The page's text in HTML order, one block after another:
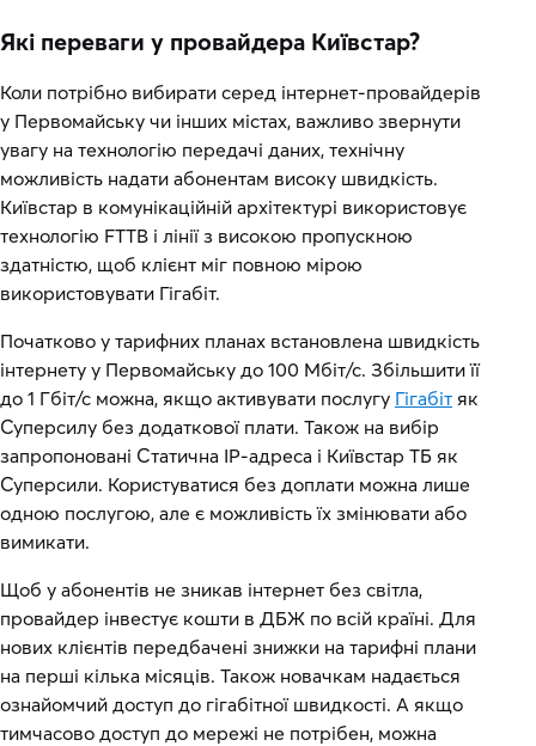
Які переваги у провайдера Київстар?
Коли потрібно вибирати серед інтернет-провайдерів
у Первомайську чи інших містах, важливо звернути
увагу на технологію передачі даних, технічну
можливість надати абонентам високу швидкість.
Київстар в комунікаційній архітектурі використовує
технологію FTTB і лінії з високою пропускною
здатністю, щоб клієнт міг повною мірою
використовувати Гігабіт.
Початково у тарифних планах встановлена швидкість
інтернету у Первомайську до 100 Мбіт/с. Збільшити її
до 1 Гбіт/с можна, якщо активувати послугу Гігабіт як
Суперсилу без додаткової плати. Також на вибір
запропоновані Статична IP-адреса і Київстар ТБ як
Суперсили. Користуватися без доплати можна лише
одною послугою, але є можливість їх змінювати або
вимикати.
Щоб у абонентів не зникав інтернет без світла,
провайдер інвестує кошти в ДБЖ по всій країні. Для
нових клієнтів передбачені знижки на тарифні плани
на перші кілька місяців. Також новачкам надається
ознайомчий доступ до гігабітної швидкості. А якщо
тимчасово доступ до мережі не потрібен, можна